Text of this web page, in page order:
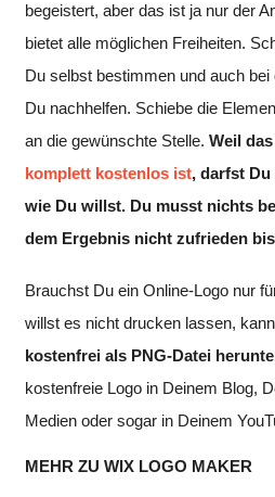
begeistert, aber das ist ja nur der
bietet alle möglichen Freiheiten.
Du selbst bestimmen und auch
Du nachhelfen. Schiebe die
an die gewünschte Stelle. Weil das
komplett kostenlos ist, darfst
wie Du willst. Du musst nichts
dem Ergebnis nicht zufrieden
Brauchst Du ein Online-Logo nur
willst es nicht drucken lassen,
kostenfrei als PNG-Datei
kostenfreie Logo in Deinem Blog,
Medien oder sogar in Deinem
MEHR ZU WIX LOGO MAKER